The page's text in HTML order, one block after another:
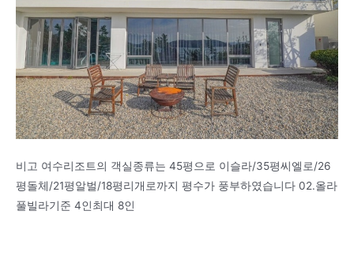
비고 여수리조트의 객실종류는 45평으로 이슬라/35평씨엘로/26
평돌체/21평알벌/18평리개로까지 평수가 풍부하였습니다 02.올라
풀빌라기준 4인최대 8인